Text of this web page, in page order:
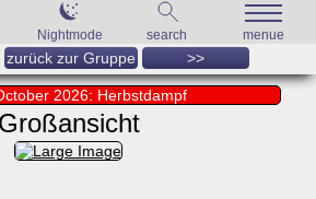
Nightmode search menue
zurück zur Gruppe >>
2026: Herbstdampf
Großansicht